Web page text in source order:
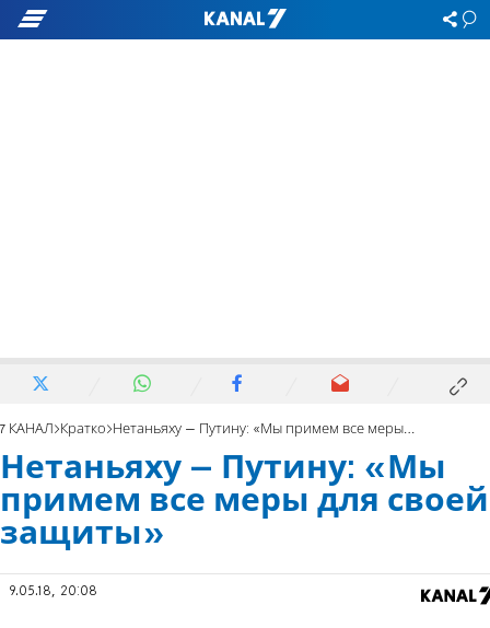
7 КАНАЛ Кратко Нетаньяху – Путину: «Мы примем все меры для своей защиты»
Нетаньяху – Путину: «Мы
примем все меры для своей
защиты»
9.05.18, 20:08